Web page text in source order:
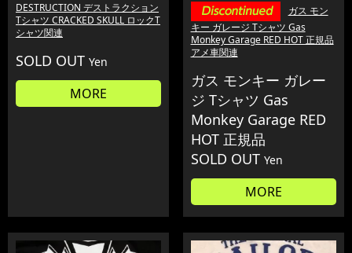
DESTRUCTION デストラクション
Tシャツ CRACKED SKULL ロックT
シャツ関連
SOLD OUT Yen
MORE
ガス モン
キー ガレージ Tシャツ Gas
Monkey Garage RED HOT 正規品
アメ車関連
ガス モンキー ガレー
ジ Tシャツ Gas
Monkey Garage RED
HOT 正規品
SOLD OUT Yen
MORE